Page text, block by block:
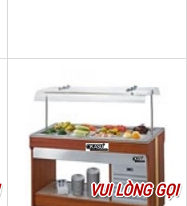
VUI LÒNG GỌI